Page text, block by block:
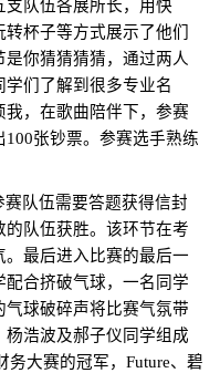
支队伍各展所长，用快
杯子等方式展示了他们
你猜猜猜猜，通过两人
们了解到很多专业名
，在歌曲陪伴下，参赛
100张钞票。参赛选手熟练
队伍需要答题获得信封
队伍获胜。该环节在考
最后进入比赛的最后一
合挤破气球，一名同学
气球破碎声将比赛气氛带
浩波及郝子仪同学组成
大赛的冠军， Future、碧